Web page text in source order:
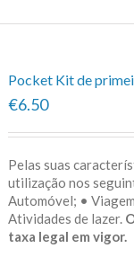
Pocket Kit de
€6.50
Pelas suas
utilização nos
Automóvel; •
Atividades de lazer.
taxa legal em vigor.